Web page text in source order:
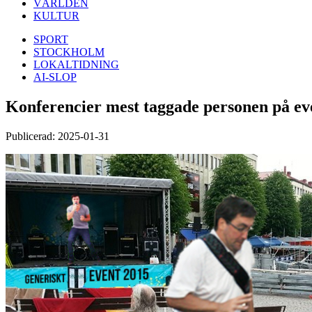
VÄRLDEN
KULTUR
SPORT
STOCKHOLM
LOKALTIDNING
AI-SLOP
Konferencier mest taggade personen på
Publicerad: 2025-01-31